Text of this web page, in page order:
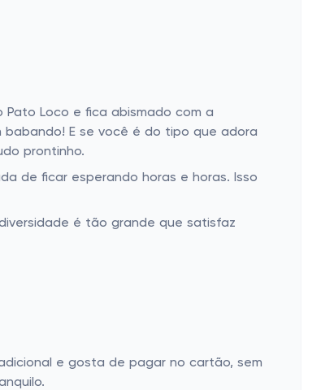
Loco e fica abismado com a
E se você é do tipo que adora
prontinho.
de ficar esperando horas e horas. Isso
é tão grande que satisfaz
e gosta de pagar no cartão, sem